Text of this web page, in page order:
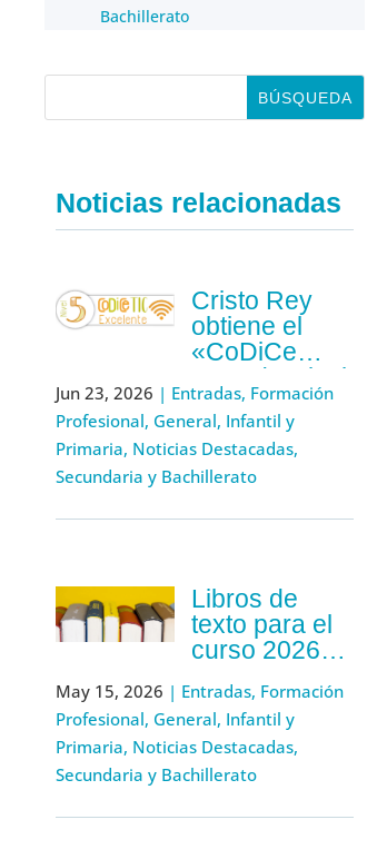
Bachillerato
Noticias relacionadas
Cristo Rey
obtiene el
«CoDiCe
TIC» de Nivel
5-Excelente
Jun 23, 2026 | Entradas, Formación
Profesional, General, Infantil y
Primaria, Noticias Destacadas,
Secundaria y Bachillerato
Libros de
texto para el
curso 2026-
May 15, 2026 | Entradas, Formación
Profesional, General, Infantil y
Primaria, Noticias Destacadas,
Secundaria y Bachillerato
Cristo Rey obtiene el
«CoDiCe TIC» de
Nivel 5-Excelente
Entradas
Profesional
Noticias Destacadas,Secundaria y
La Consejería de Educación ha
reconocido a Cristo Rey como un
centro de “Nivel 5-Excelente” (el
máximo nivel) ...
Leer más